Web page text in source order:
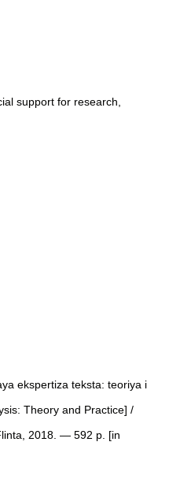
support for research,
ekspertiza teksta: teoriya i
Theory and Practice] /
2018. — 592 p. [in